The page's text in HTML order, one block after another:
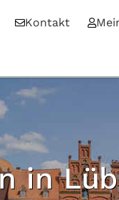
Kontakt
in